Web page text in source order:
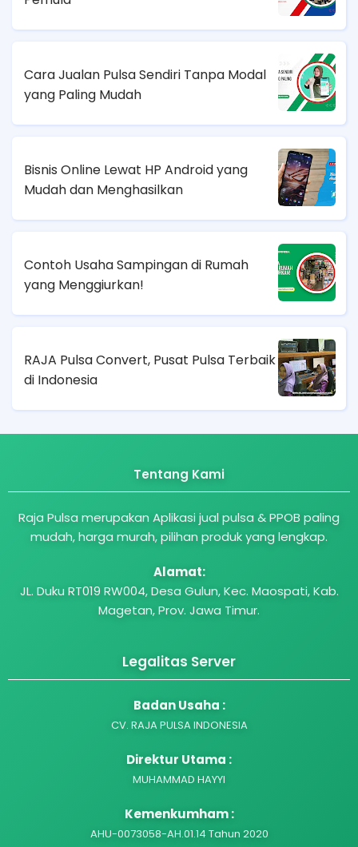
Cara Jualan Pulsa Sendiri Tanpa Modal
yang Paling Mudah
Bisnis Online Lewat HP Android yang
Mudah dan Menghasilkan
Contoh Usaha Sampingan di Rumah
yang Menggiurkan!
RAJA Pulsa Convert, Pusat Pulsa Terbaik
di Indonesia
Tentang Kami
Raja Pulsa merupakan Aplikasi jual pulsa & PPOB paling
mudah, harga murah, pilihan produk yang lengkap.
Alamat:
JL. Duku RT019 RW004, Desa Gulun, Kec. Maospati, Kab.
Magetan, Prov. Jawa Timur.
Legalitas Server
Badan Usaha :
CV. RAJA PULSA INDONESIA
Direktur Utama :
MUHAMMAD HAYYI
Kemenkumham :
AHU-0073058-AH.01.14 Tahun 2020